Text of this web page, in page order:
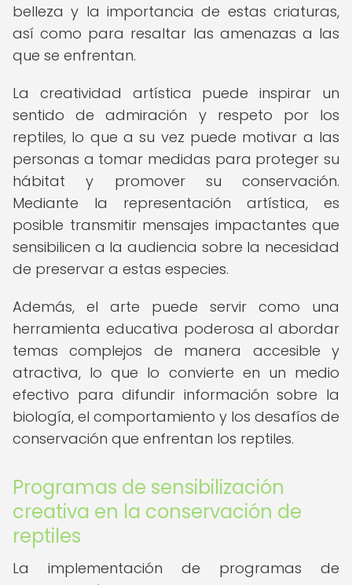
belleza y la importancia de estas criaturas,
así como para resaltar las amenazas a las
que se enfrentan.
La creatividad artística puede inspirar un
sentido de admiración y respeto por los
reptiles, lo que a su vez puede motivar a las
personas a tomar medidas para proteger su
hábitat y promover su conservación.
Mediante la representación artística, es
posible transmitir mensajes impactantes que
sensibilicen a la audiencia sobre la necesidad
de preservar a estas especies.
Además, el arte puede servir como una
herramienta educativa poderosa al abordar
temas complejos de manera accesible y
atractiva, lo que lo convierte en un medio
efectivo para difundir información sobre la
biología, el comportamiento y los desafíos de
conservación que enfrentan los reptiles.
Programas de sensibilización
creativa en la conservación de
reptiles
La implementación de programas de